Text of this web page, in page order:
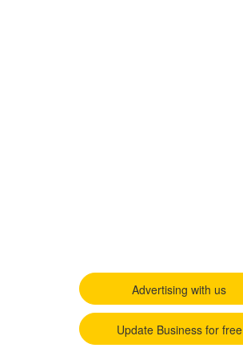
Advertising with us
Update Business for free